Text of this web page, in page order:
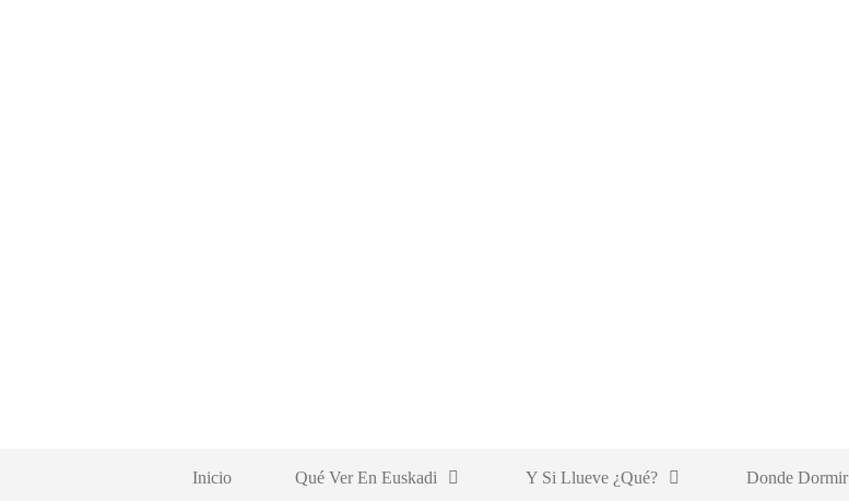
Inicio Qué Ver En Euskadi Y Si Llueve ¿qué? Donde Dormir